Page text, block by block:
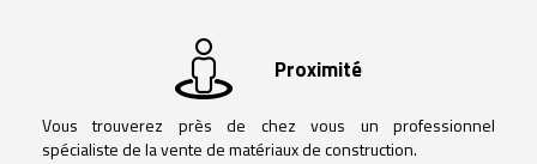
Proximité
Vous trouverez près de chez vous un professionnel
spécialiste de la vente de matériaux de construction.